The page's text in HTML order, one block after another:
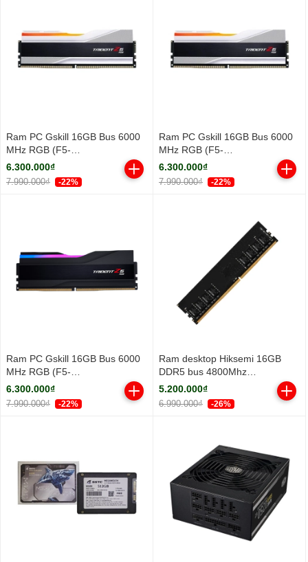
Ram PC Gskill 16GB Bus 6000
MHz RGB (F5-
6000J3636F16GX1-TZ5RW)
6.300.000₫
7.990.000₫ -22%
Ram PC Gskill 16GB Bus 6000
MHz RGB (F5-
6000J3636F16GX1-TZ5RS)
6.300.000₫
7.990.000₫ -22%
Ram PC Gskill 16GB Bus 6000
MHz RGB (F5-
6000J3636F16GX1-TZ5RK)
6.300.000₫
7.990.000₫ -22%
Ram desktop Hiksemi 16GB
DDR5 bus 4800Mhz
(HSC516U48Z1-16G)
5.200.000₫
6.990.000₫ -26%